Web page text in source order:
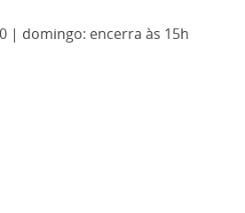
| domingo: encerra às 15h